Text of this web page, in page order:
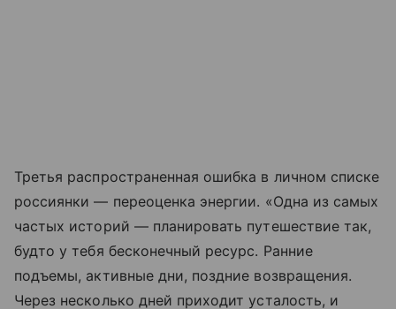
Третья распространенная ошибка в личном списке
россиянки — переоценка энергии. «Одна из самых
частых историй — планировать путешествие так,
будто у тебя бесконечный ресурс. Ранние
подъемы, активные дни, поздние возвращения.
Через несколько дней приходит усталость, и